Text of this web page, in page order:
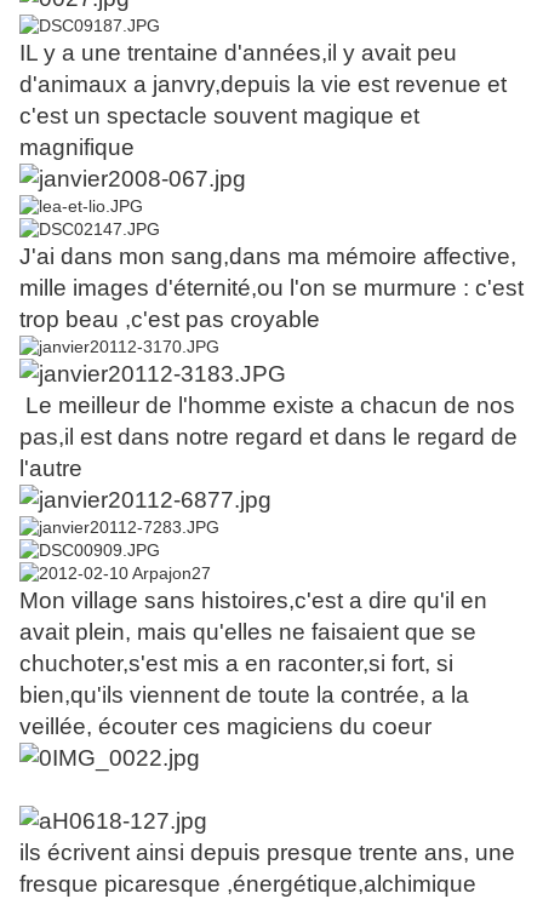
IL y a une trentaine d'années,il y avait peu
d'animaux a janvry,depuis la vie est revenue et
c'est un spectacle souvent magique et
magnifique
J'ai dans mon sang,dans ma mémoire affective,
mille images d'éternité,ou l'on se murmure : c'est
trop beau ,c'est pas croyable
Le meilleur de l'homme existe a chacun de nos
pas,il est dans notre regard et dans le regard de
l'autre
Mon village sans histoires,c'est a dire qu'il en
avait plein, mais qu'elles ne faisaient que se
chuchoter,s'est mis a en raconter,si fort, si
bien,qu'ils viennent de toute la contrée, a la
veillée, écouter ces magiciens du coeur
ils écrivent ainsi depuis presque trente ans, une
fresque picaresque ,énergétique,alchimique